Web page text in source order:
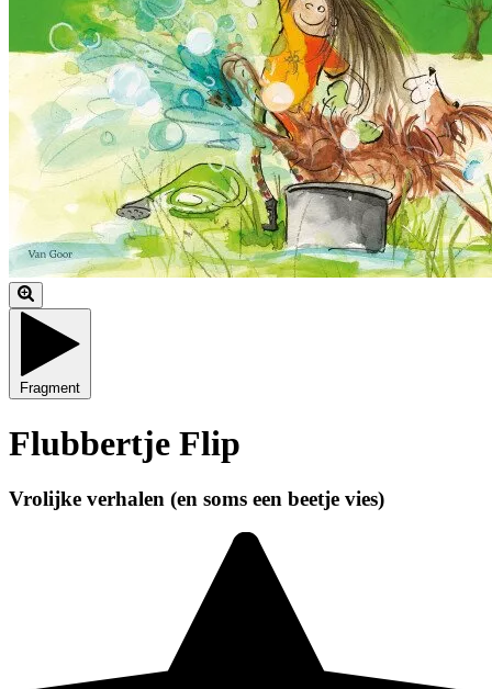
Fragment
Flubbertje Flip
Vrolijke verhalen (en soms een beetje vies)